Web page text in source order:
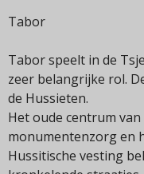
Tabor
Tabor speelt in de
zeer belangrijke rol.
de Hussieten.
Het oude centrum
monumentenzorg en
Hussitische vesting